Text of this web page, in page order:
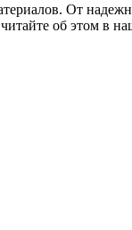
От
об этом в